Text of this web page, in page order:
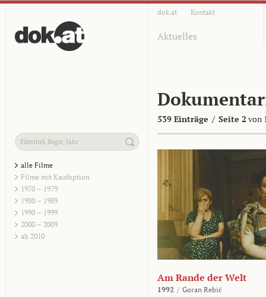
dok.at Kontakt
Aktuelles
539 Einträge / Seite 2 von
alle Filme
Filme mit Kaufoption
1970 – 1979
1980 – 1989
1990 – 1999
2000 – 2009
ab 2010
Am Rande der Welt
1992 / Goran Rebić